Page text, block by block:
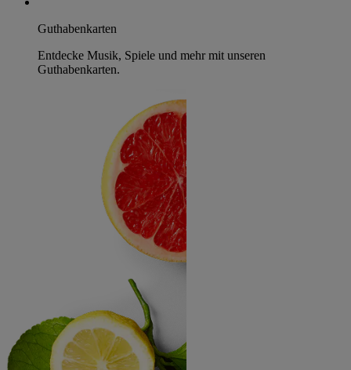
Guthabenkarten
Entdecke Musik, Spiele und mehr mit unseren
Guthabenkarten.